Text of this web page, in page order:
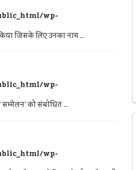
wp-
जिसके लिए उनका नाम ...
wp-
सम्मेलन' को संबोधित ...
wp-